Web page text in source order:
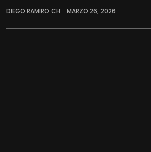
DIEGO RAMIRO CH. MARZO 26, 2026